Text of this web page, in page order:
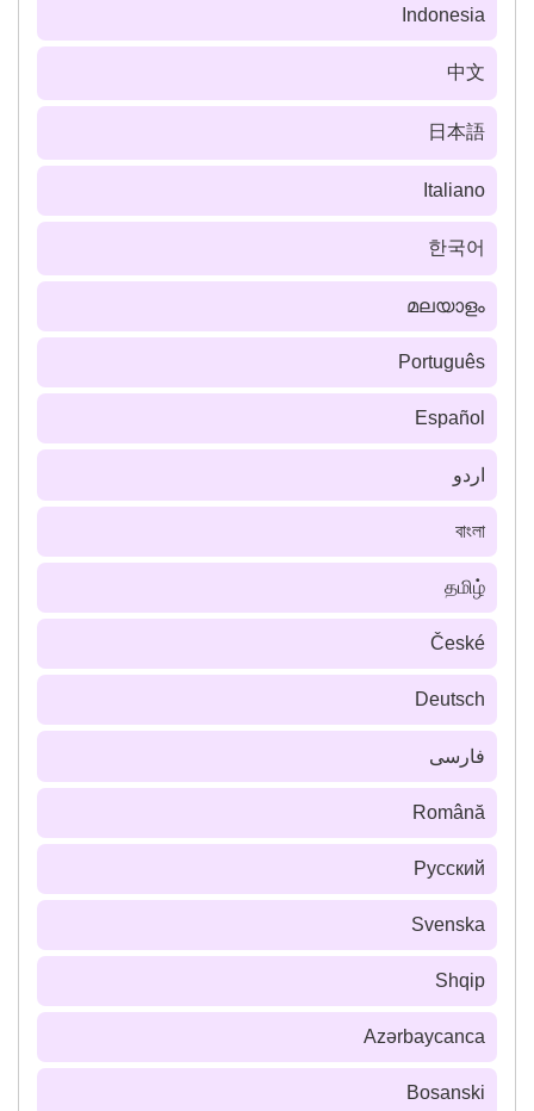
Indonesia
中文
日本語
Italiano
한국어
മലയാളം
Português
Español
اردو
বাংলা
தமிழ்
České
Deutsch
فارسى
Română
Русский
Svenska
Shqip
Azərbaycanca
Bosanski